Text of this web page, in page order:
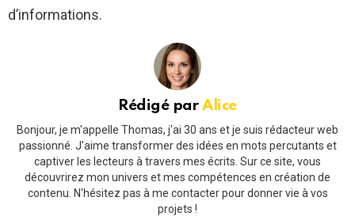
d’informations.
Rédigé parAlice
Bonjour, je m'appelle Thomas, j'ai 30 ans et je suis rédacteur web
passionné. J'aime transformer des idées en mots percutants et
captiver les lecteurs à travers mes écrits. Sur ce site, vous
découvrirez mon univers et mes compétences en création de
contenu. N'hésitez pas à me contacter pour donner vie à vos
projets !